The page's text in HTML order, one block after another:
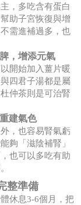
，多吃含有蛋白
助子宮恢復與增
需進補過多，也
，增添元氣
開始加入薑片暖
四君子湯都是屬
仲茶則是可治腎
建氣色
，也容易腎氣虧
夠「滋陰補腎」
也可以多吃有助
整準備
休息3-6個月，把